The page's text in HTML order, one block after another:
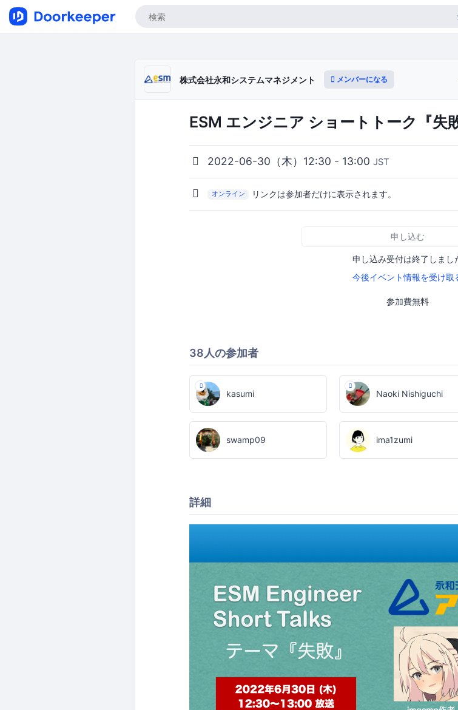
株式会社永和システムマネジメント メンバーになる
ESM エンジニア ショートトーク『失
2022-06-30（木）12:30 - 13:00 JST
オンライン リンクは参加者だけに表示されます。
申し込む
申し込み受付は終了しまし
今後イベント情報を受け取
参加費無料
38人の参加者
kasumi Naoki Nishiguchi
swamp09 ima1zumi
詳細